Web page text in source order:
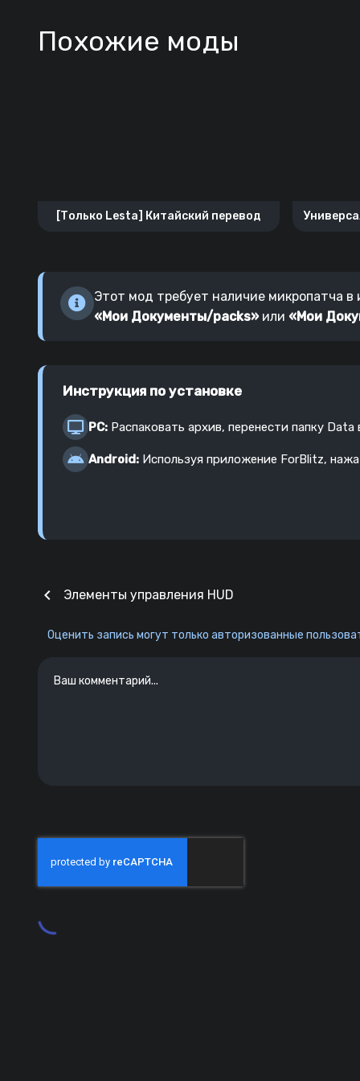
Похожие моды
[Только Lesta] Китайский перевод
Этот мод требует наличие микропатча в
«Мои Документы/packs»или «Мои
Инструкция по установке
PC: Распаковать архив, перенести папку
Android: Используя приложение ForBlitz,
chevron_left Элементы управления HUD
Оценить запись могут только авторизованные